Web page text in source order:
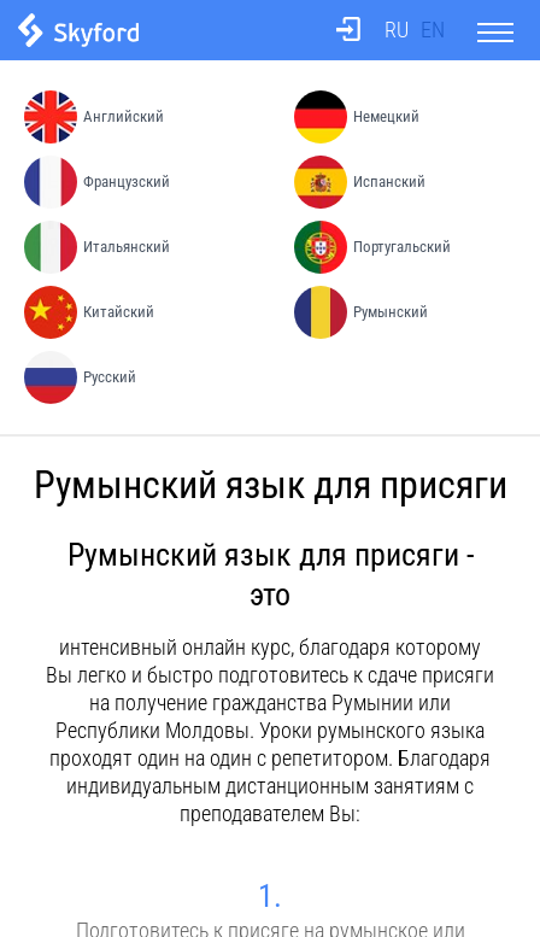
О школе
Бюро переводов
Преподаватели
Цены
Контакты
RU EN
Английский Немецкий
Французский Испанский
Итальянский Португальский
Китайский Румынский
Русский
Румынский язык для присяги
Румынский язык для присяги -
это
интенсивный онлайн курс, благодаря которому
Вы легко и быстро подготовитесь к сдаче присяги
на получение гражданства Румынии или
Республики Молдовы. Уроки румынского языка
проходят один на один с репетитором. Благодаря
индивидуальным дистанционным занятиям с
преподавателем Вы:
1.
Подготовитесь к присяге на румынское или